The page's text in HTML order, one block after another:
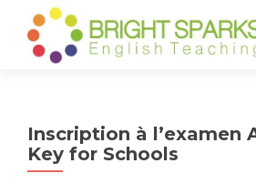
Inscription à l’examen
Key for Schools